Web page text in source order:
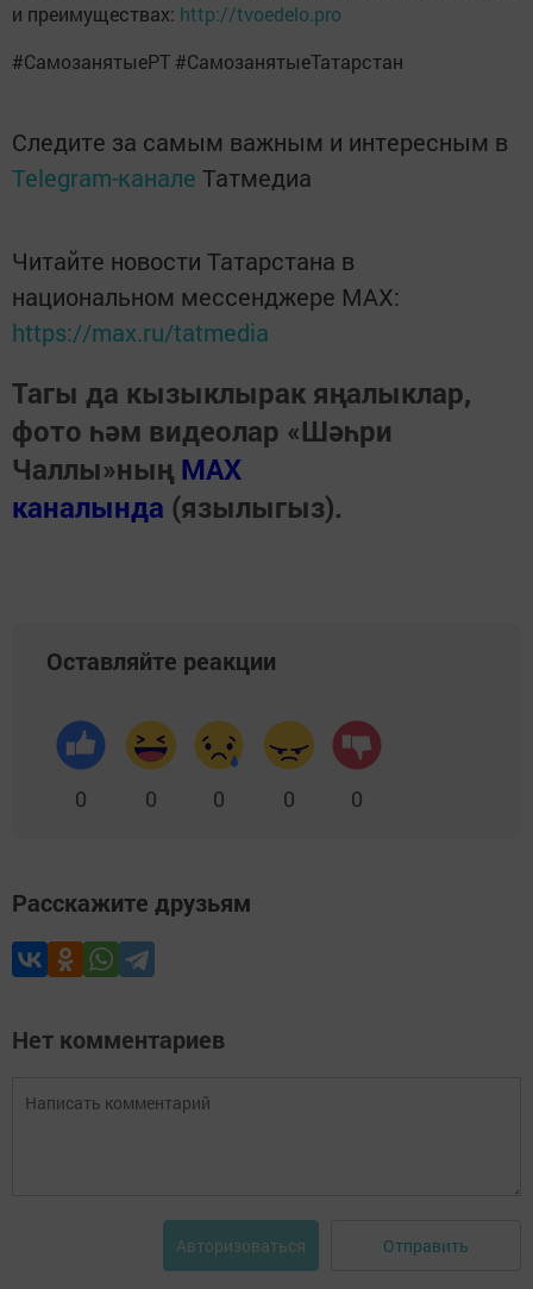
и преимуществах: http://tvoedelo.pro
#СамозанятыеРТ #СамозанятыеТатарстан
Следите за самым важным и интересным в
Telegram-канале Татмедиа
Читайте новости Татарстана в
национальном мессенджере MАХ:
https://max.ru/tatmedia
Тагы да кызыклырак яңалыклар,
фото һәм видеолар «Шәһри
Чаллы»ның MAX
каналында (язылыгыз).
Оставляйте реакции
0 0 0 0 0
Расскажите друзьям
Нет комментариев
Авторизоваться Отправить